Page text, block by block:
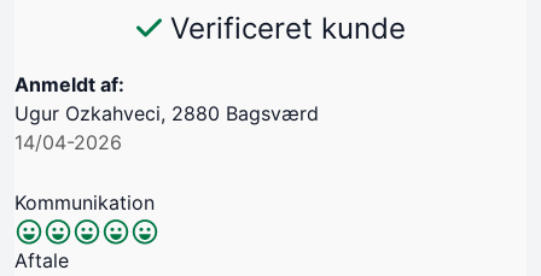
Verificeret kunde
Anmeldt af:
Ugur Ozkahveci, 2880 Bagsværd
14/04-2026
Kommunikation
Aftale